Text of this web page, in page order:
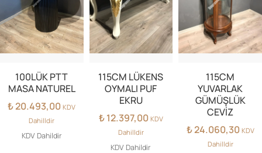
100LÜK PTT
MASA NATUREL
₺20.493,00 KDV
Dahilldir
KDV Dahildir
115CM LÜKENS
OYMALI PUF
EKRU
₺12.397,00 KDV
Dahilldir
KDV Dahildir
115CM
YUVARLAK
GÜMÜŞLÜK
CEVİZ
₺24.060,30 KDV
Dahilldir